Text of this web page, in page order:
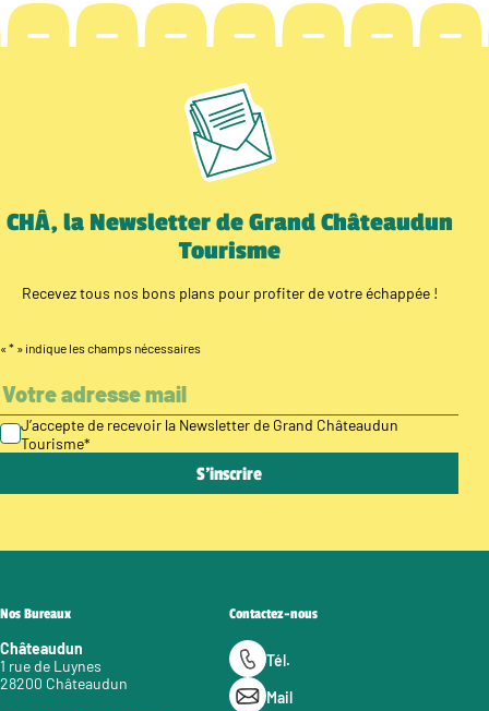
CHÂ, la Newsletter de Grand Châteaudun
Tourisme
Recevez tous nos bons plans pour profiter de votre échappée !
« * » indique les champs nécessaires
J’accepte de recevoir la Newsletter de Grand Châteaudun
Tourisme*
Nos Bureaux
Châteaudun
1 rue de Luynes
28200 Châteaudun
Contactez-nous
Tél.
Mail